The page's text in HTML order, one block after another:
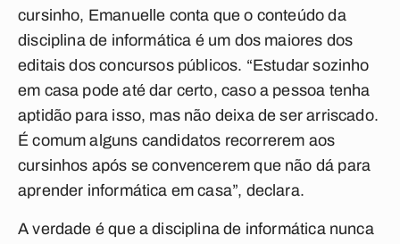
cursinho, Emanuelle conta que o conteúdo da
disciplina de informática é um dos maiores dos
editais dos concursos públicos. “Estudar sozinho
em casa pode até dar certo, caso a pessoa tenha
aptidão para isso, mas não deixa de ser arriscado.
É comum alguns candidatos recorrerem aos
cursinhos após se convencerem que não dá para
aprender informática em casa”, declara.
A verdade é que a disciplina de informática nunca